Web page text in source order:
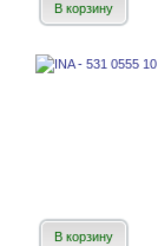
В корзину
В корзину